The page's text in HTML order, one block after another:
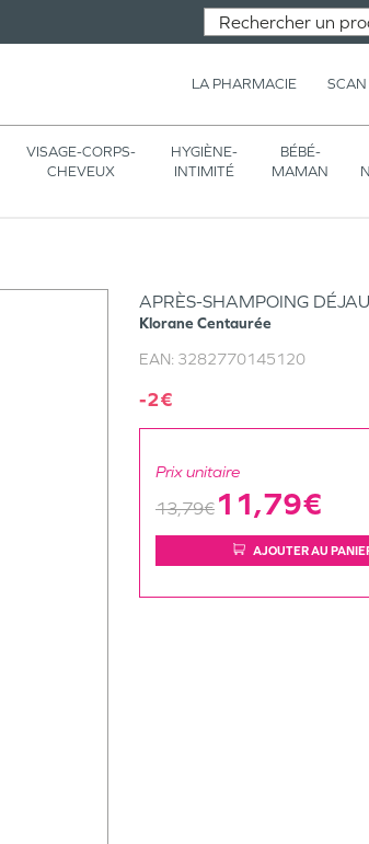
LA PHARMACIE SCAN
VISAGE-CORPS-
CHEVEUX
HYGIÈNE-
INTIMITÉ
BÉBÉ-
MAMAN
APRÈS-SHAMPOING
KloraneCentaurée
EAN: 3282770145120
-2€
Prix unitaire
13,79€ 11,79€
AJOUTER AU